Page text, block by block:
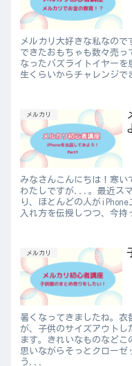
メルカリ大好きな私なの
できたおもちゃも数々売っ
なったバズライトイヤーを
生くらいからチャレンジ
メルカリ
みなさんこんにちは！寒
わたしですが...。最近ス
り、ほとんどの人が
入れ方を伝授しつつ、今
メルカリ
暑くなってきましたね。衣
が、子供のサイズアウトし
ます。きれいなものなど
思いながらそっとクローゼ
う...